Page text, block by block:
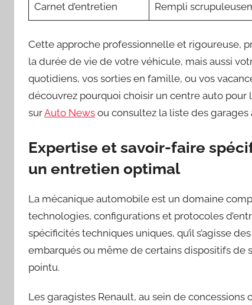
Carnet d’entretien Rempli
Cette approche professionnelle et rigoureuse,
la durée de vie de votre véhicule, mais aussi
quotidiens, vos sorties en famille, ou vos
découvrez pourquoi choisir un centre auto
surAuto News ou consultez la liste des garages
Expertise et savoir-faire
un entretien optimal
La mécanique automobile est un domaine
technologies, configurations et protocoles
spécificités techniques uniques, qu’il s’agisse
embarqués ou même de certains dispositifs de
pointu.
Les garagistes Renault, au sein de